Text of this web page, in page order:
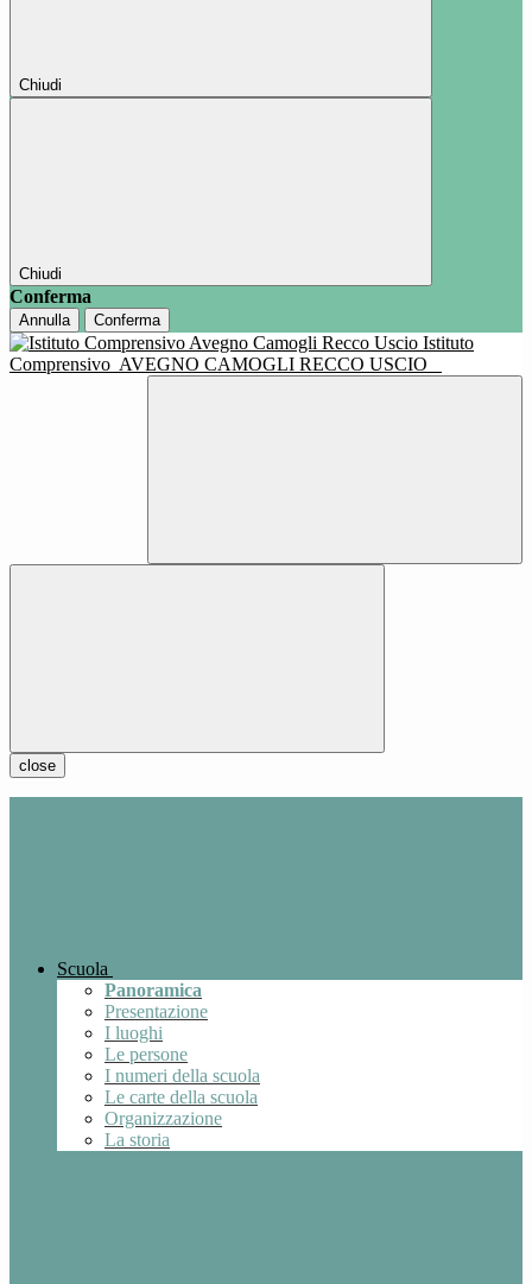
Chiudi
Chiudi
Conferma
Annulla Conferma
Istituto
Comprensivo AVEGNO CAMOGLI RECCO USCIO
close
Scuola
Panoramica
Presentazione
I luoghi
Le persone
I numeri della scuola
Le carte della scuola
Organizzazione
La storia